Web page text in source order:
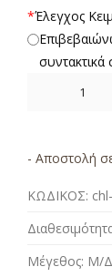
*Έλεγχος
- Αποστολή
ΚΩΔΙΚΟΣ:
Μέγεθος: Μ/Δ